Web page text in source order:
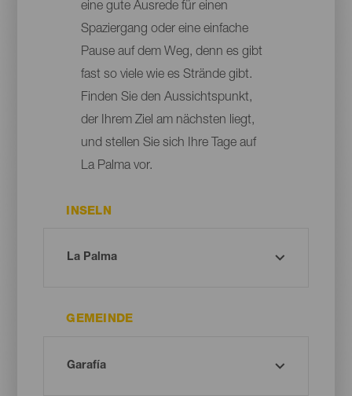
eine gute Ausrede für einen
Spaziergang oder eine einfache
Pause auf dem Weg, denn es gibt
fast so viele wie es Strände gibt.
Finden Sie den Aussichtspunkt,
der Ihrem Ziel am nächsten liegt,
und stellen Sie sich Ihre Tage auf
La Palma vor.
INSELN
GEMEINDE